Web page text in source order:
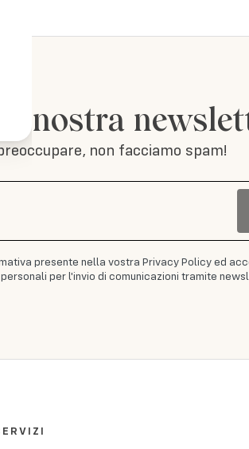
nostra
non facciamo spam!
presente nella vostra Privacy Policy ed
per l'invio di comunicazioni tramite